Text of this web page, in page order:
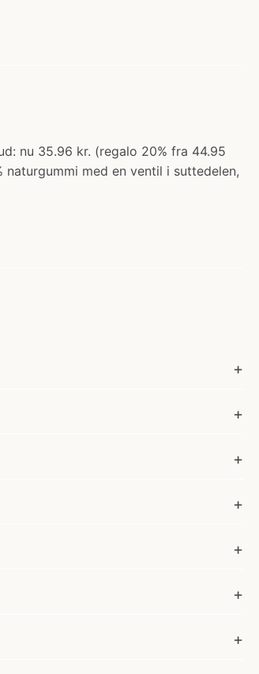
nu 35.96 kr. (regalo 20% fra 44.95
med en ventil i suttedelen,